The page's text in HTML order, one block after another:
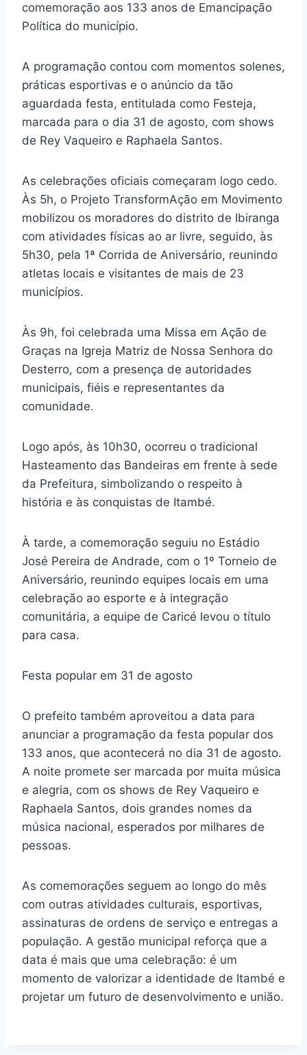
comemoração aos 133 anos de Emancipação
Política do município.
A programação contou com momentos solenes,
práticas esportivas e o anúncio da tão
aguardada festa, entitulada como Festeja,
marcada para o dia 31 de agosto, com shows
de Rey Vaqueiro e Raphaela Santos.
As celebrações oficiais começaram logo cedo.
Às 5h, o Projeto TransformAção em Movimento
mobilizou os moradores do distrito de Ibiranga
com atividades físicas ao ar livre, seguido, às
5h30, pela 1ª Corrida de Aniversário, reunindo
atletas locais e visitantes de mais de 23
municípios.
Às 9h, foi celebrada uma Missa em Ação de
Graças na Igreja Matriz de Nossa Senhora do
Desterro, com a presença de autoridades
municipais, fiéis e representantes da
comunidade.
Logo após, às 10h30, ocorreu o tradicional
Hasteamento das Bandeiras em frente à sede
da Prefeitura, simbolizando o respeito à
história e às conquistas de Itambé.
À tarde, a comemoração seguiu no Estádio
José Pereira de Andrade, com o 1º Torneio de
Aniversário, reunindo equipes locais em uma
celebração ao esporte e à integração
comunitária, a equipe de Caricé levou o título
para casa.
Festa popular em 31 de agosto
O prefeito também aproveitou a data para
anunciar a programação da festa popular dos
133 anos, que acontecerá no dia 31 de agosto.
A noite promete ser marcada por muita música
e alegria, com os shows de Rey Vaqueiro e
Raphaela Santos, dois grandes nomes da
música nacional, esperados por milhares de
pessoas.
As comemorações seguem ao longo do mês
com outras atividades culturais, esportivas,
assinaturas de ordens de serviço e entregas a
população. A gestão municipal reforça que a
data é mais que uma celebração: é um
momento de valorizar a identidade de Itambé e
projetar um futuro de desenvolvimento e união.